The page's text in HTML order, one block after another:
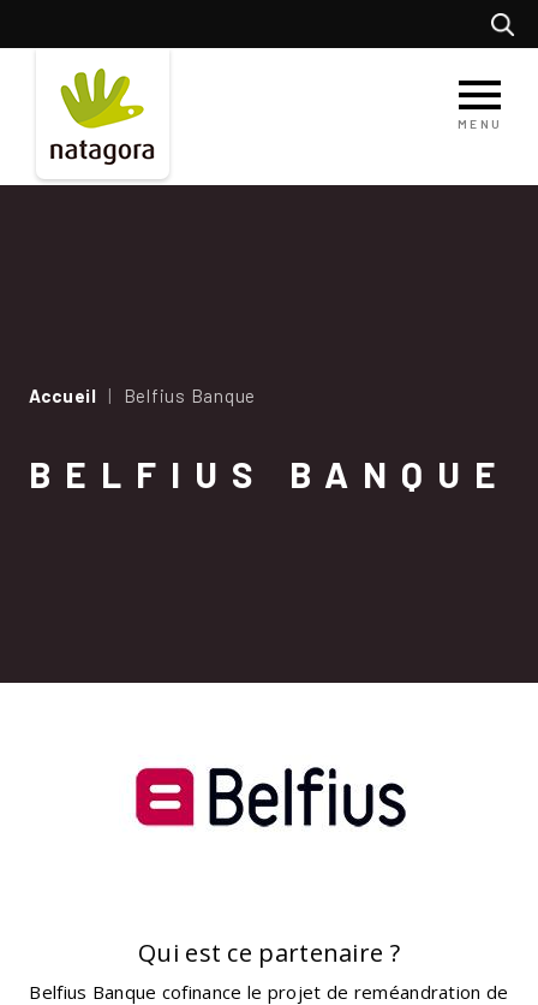
principal
MENU
Accueil Belfius Banque
BELFIUS BANQUE
Qui est ce partenaire ?
Belfius Banque cofinance le projet de reméandration de